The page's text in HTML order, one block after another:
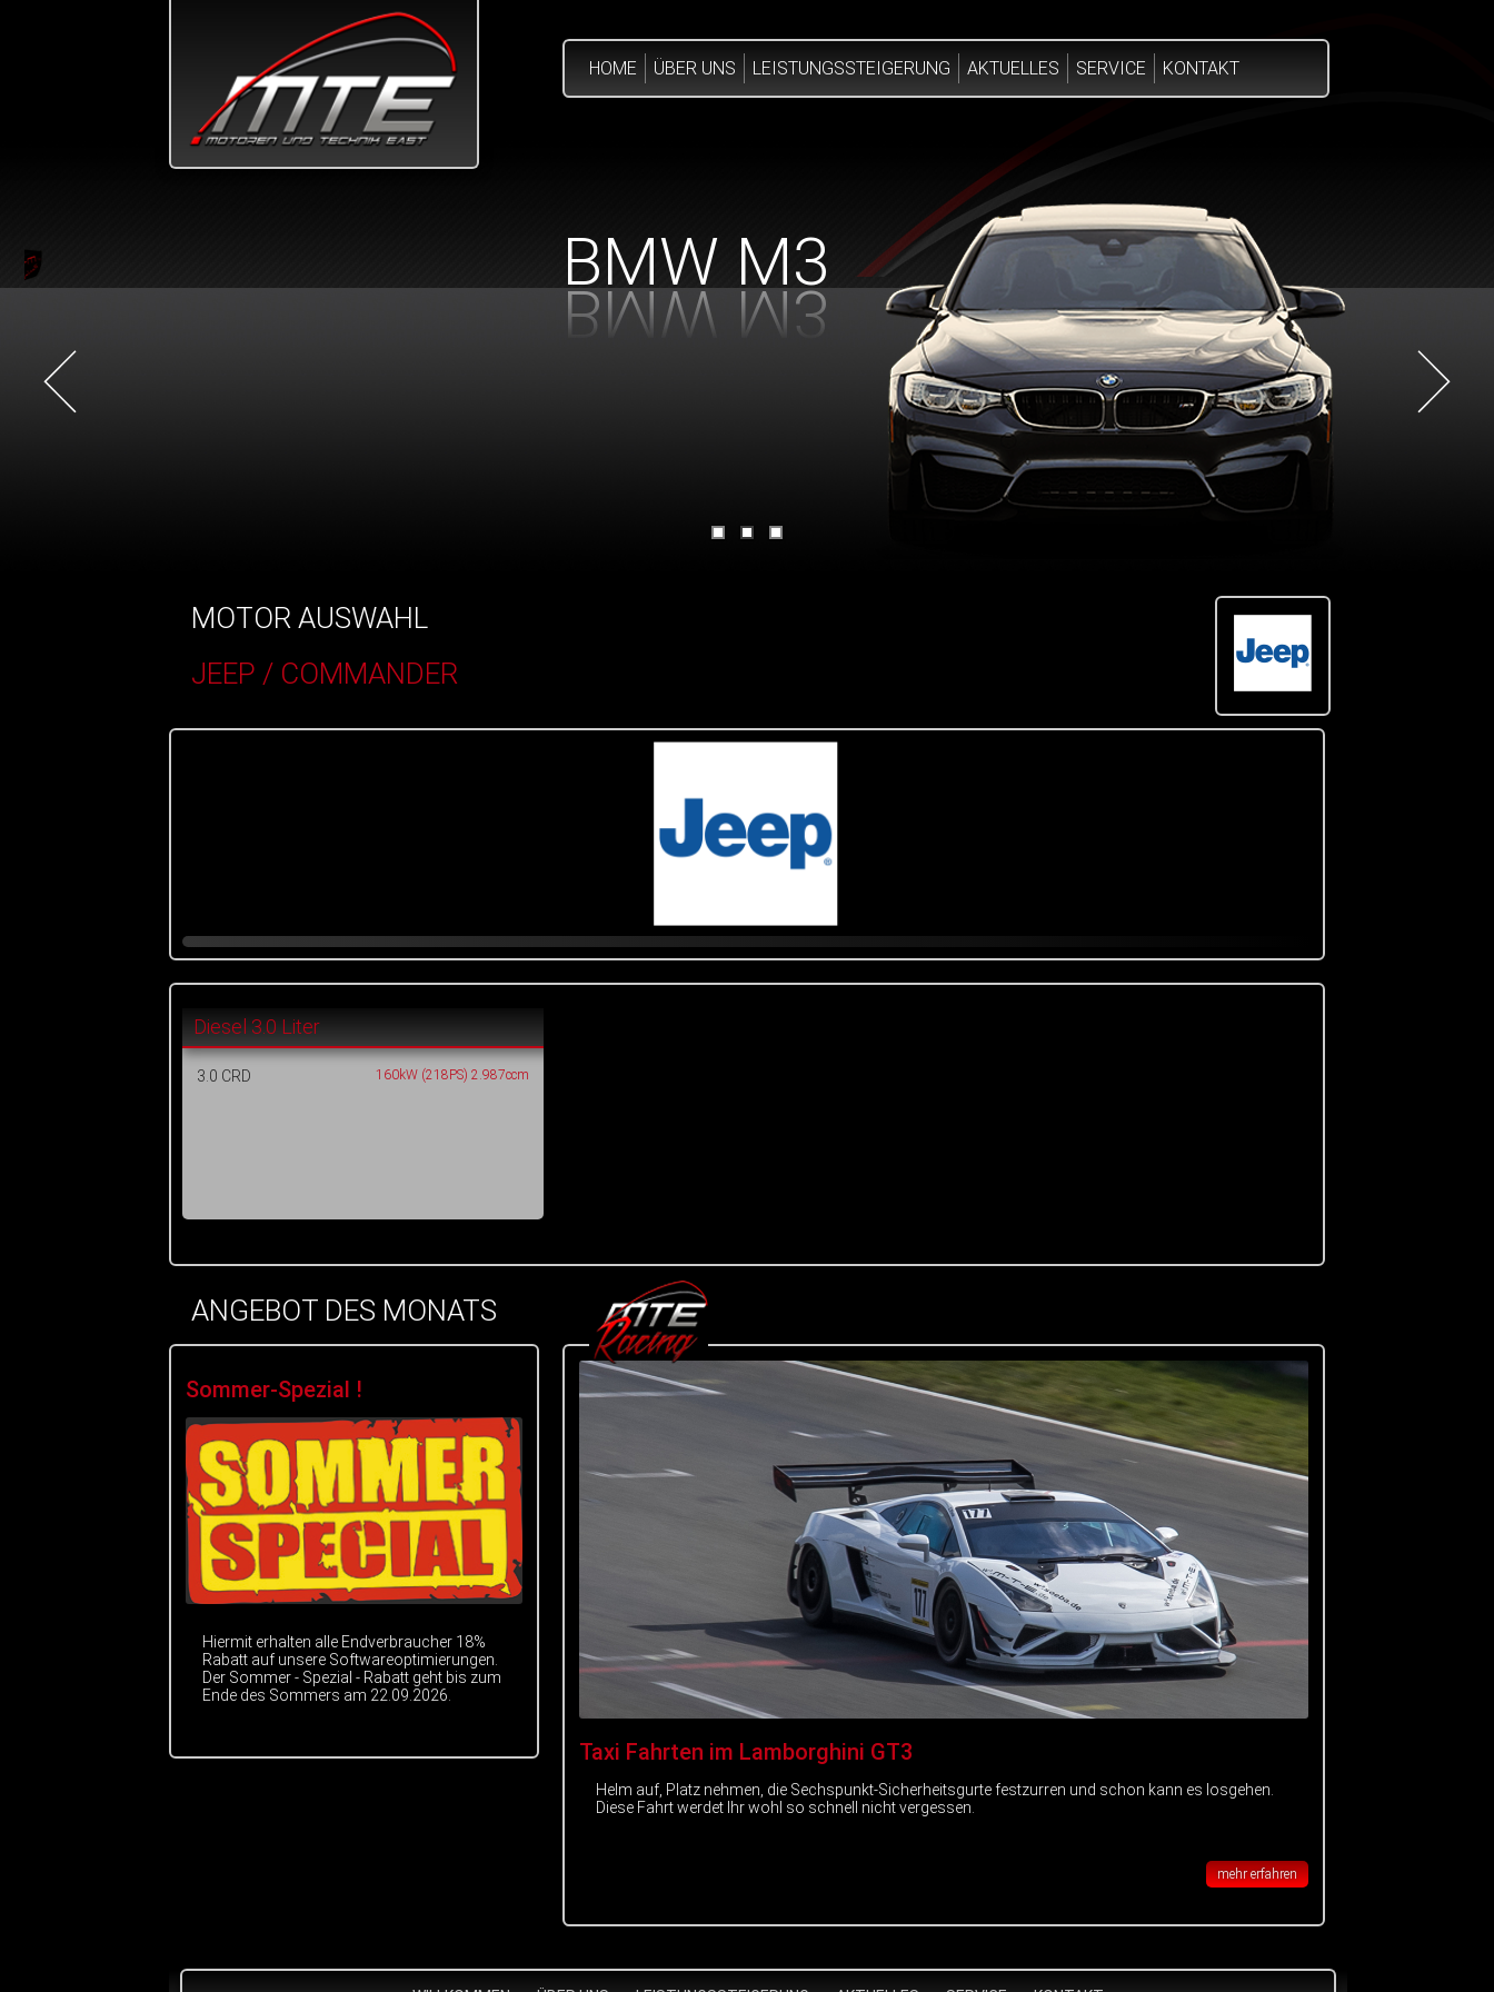
HOME ÜBER UNS LEISTUNGSSTEIGERUNG AKTUELLES SERVICE KONTAKT
BMW M3
MOTOR AUSWAHL
JEEP / COMMANDER
Diesel 3.0 Liter
3.0 CRD 160kW (218PS) 2.987ccm
ANGEBOT DES MONATS
Sommer-Spezial !
Hiermit erhalten alle Endverbraucher 18%
Rabatt auf unsere Softwareoptimierungen.
Der Sommer - Spezial - Rabatt geht bis zum
Ende des Sommers am 22.09.2026.
Taxi Fahrten im Lamborghini GT3
Helm auf, Platz nehmen, die Sechspunkt-Sicherheitsgurte festzurren und schon kann es losgehen.
Diese Fahrt werdet Ihr wohl so schnell nicht vergessen.
mehr erfahren